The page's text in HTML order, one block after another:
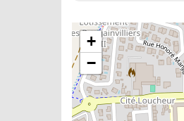
+
−